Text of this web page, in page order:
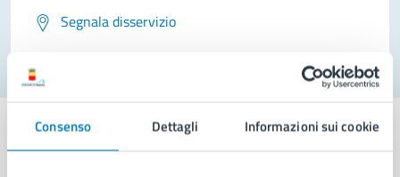
Consenso Dettagli Informazioni sui cookie
Segnala disservizio